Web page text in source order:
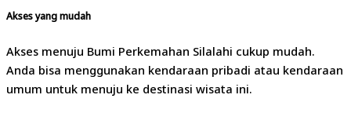
Akses yang mudah
Akses menuju Bumi Perkemahan Silalahi cukup mudah.
Anda bisa menggunakan kendaraan pribadi atau kendaraan
umum untuk menuju ke destinasi wisata ini.